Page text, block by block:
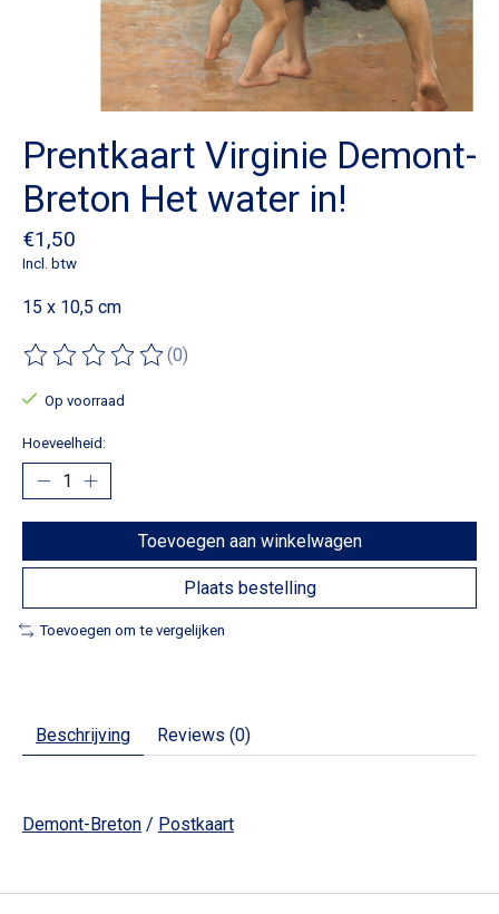
Prentkaart Virginie Demont-
Breton Het water in!
€1,50
Incl. btw
15 x 10,5 cm
De beoordeling van dit product is
(0)
Op voorraad
Hoeveelheid:
Toevoegen aan winkelwagen
Plaats bestelling
Toevoegen om te vergelijken
Beschrijving Reviews (0)
Demont-Breton / Postkaart